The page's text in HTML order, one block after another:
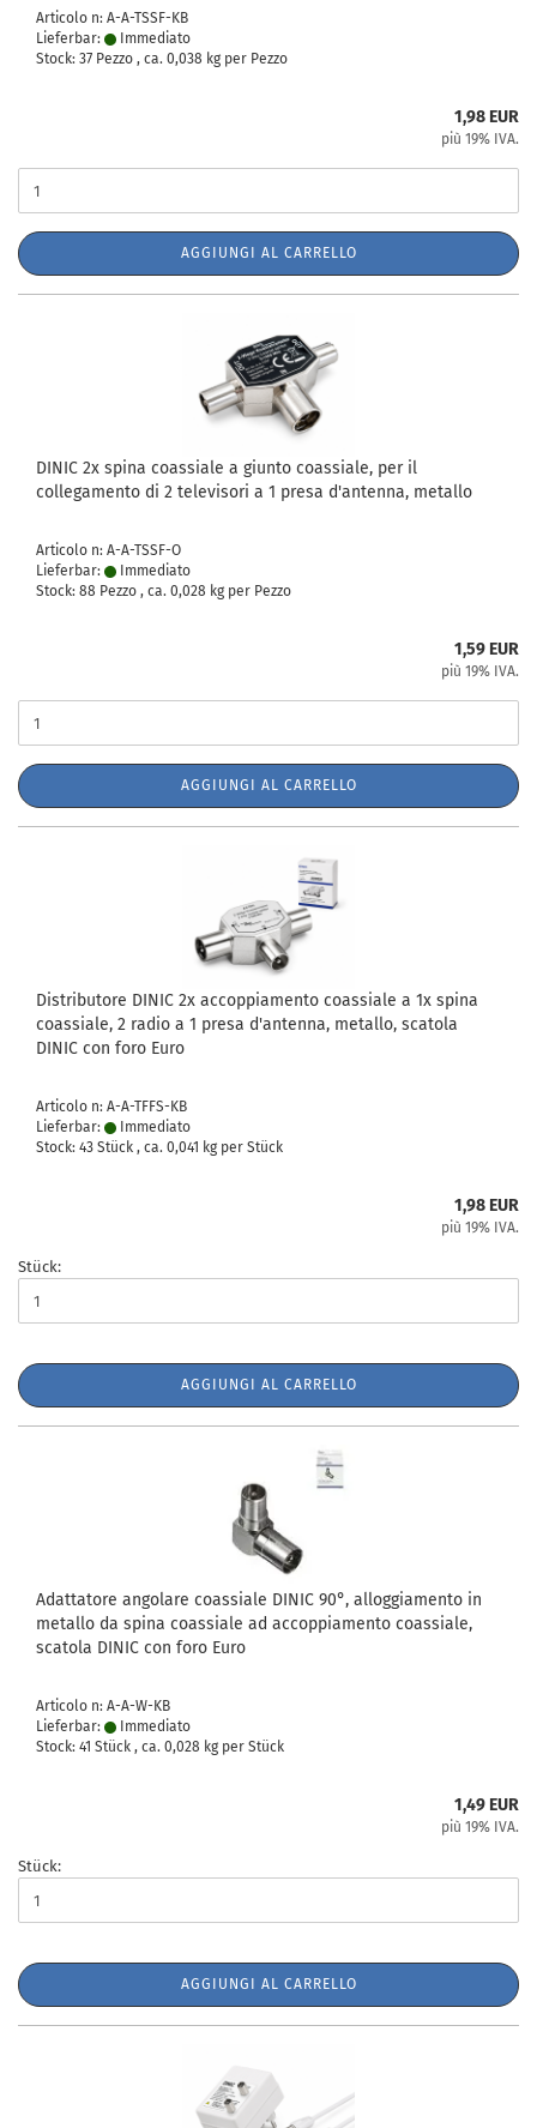
Articolo n: A-A-TSSF-KB
Lieferbar:
Immediato
Stock: 37 Pezzo , ca. 0,038 kg per Pezzo
1,98 EUR
più 19% IVA.
AGGIUNGI AL CARRELLO
DINIC 2x spina coassiale a giunto coassiale, per il
collegamento di 2 televisori a 1 presa d'antenna, metallo
Articolo n: A-A-TSSF-O
Lieferbar:
Immediato
Stock: 88 Pezzo , ca. 0,028 kg per Pezzo
1,59 EUR
più 19% IVA.
AGGIUNGI AL CARRELLO
Distributore DINIC 2x accoppiamento coassiale a 1x spina
coassiale, 2 radio a 1 presa d'antenna, metallo, scatola
DINIC con foro Euro
Articolo n: A-A-TFFS-KB
Lieferbar:
Immediato
Stock: 43 Stück , ca. 0,041 kg per Stück
1,98 EUR
più 19% IVA.
Stück:
AGGIUNGI AL CARRELLO
Adattatore angolare coassiale DINIC 90°, alloggiamento in
metallo da spina coassiale ad accoppiamento coassiale,
scatola DINIC con foro Euro
Articolo n: A-A-W-KB
Lieferbar:
Immediato
Stock: 41 Stück , ca. 0,028 kg per Stück
1,49 EUR
più 19% IVA.
Stück:
AGGIUNGI AL CARRELLO